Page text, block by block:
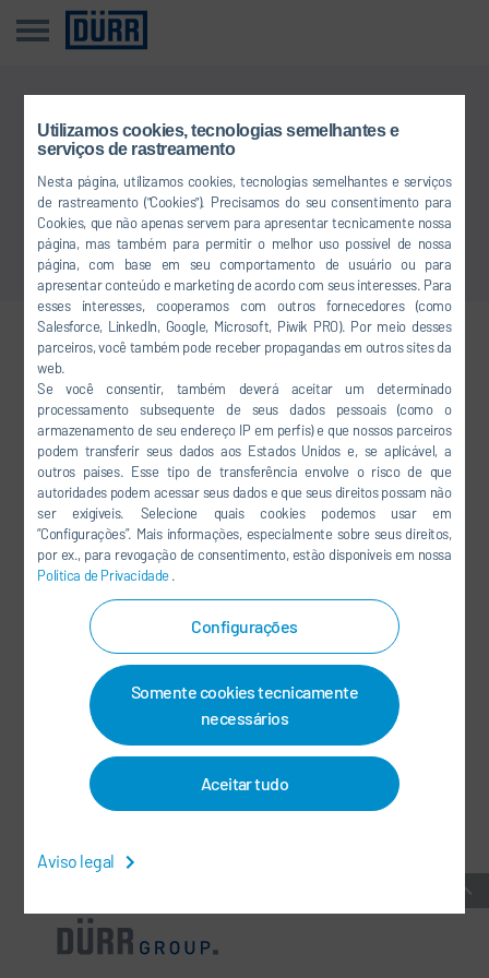
Utilizamos cookies, tecnologias semelhantes e
serviços de rastreamento
Nesta página, utilizamos cookies, tecnologias semelhantes e serviços
de rastreamento ("Cookies"). Precisamos do seu consentimento para
Cookies, que não apenas servem para apresentar tecnicamente nossa
página, mas também para permitir o melhor uso possível de nossa
página, com base em seu comportamento de usuário ou para
apresentar conteúdo e marketing de acordo com seus interesses. Para
esses interesses, cooperamos com outros fornecedores (como
Salesforce, LinkedIn, Google, Microsoft, Piwik PRO). Por meio desses
parceiros, você também pode receber propagandas em outros sites da
web.
Se você consentir, também deverá aceitar um determinado
processamento subsequente de seus dados pessoais (como o
armazenamento de seu endereço IP em perfis) e que nossos parceiros
podem transferir seus dados aos Estados Unidos e, se aplicável, a
outros países. Esse tipo de transferência envolve o risco de que
autoridades podem acessar seus dados e que seus direitos possam não
ser exigíveis. Selecione quais cookies podemos usar em
“Configurações”. Mais informações, especialmente sobre seus direitos,
por ex., para revogação de consentimento, estão disponíveis em nossa
Política de Privacidade .
Configurações
Somente cookies tecnicamente
necessários
Aceitar tudo
Aviso legal
Esta notícia não está disponível no seu idioma
Voltar ao menu principal
Conecte-se em rede conosco
FACEBOOK
YOUTUBE
LINKEDIN
INSTAGRAM
MÍDIAS SOCIAIS
BOLETÍN DE NOTICIAS
CONTATO/LOCALIDADES